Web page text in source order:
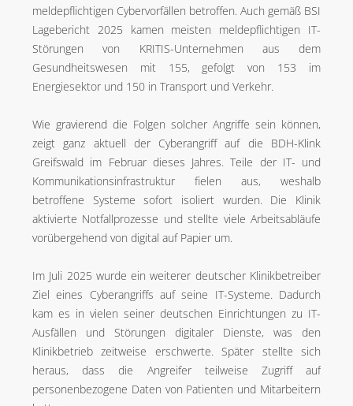
meldepflichtigen Cybervorfällen betroffen. Auch gemäß BSI
Lagebericht 2025 kamen meisten meldepflichtigen IT-
Störungen von KRITIS-Unternehmen aus dem
Gesundheitswesen mit 155, gefolgt von 153 im
Energiesektor und 150 in Transport und Verkehr.
Wie gravierend die Folgen solcher Angriffe sein können,
zeigt ganz aktuell der Cyberangriff auf die BDH-Klink
Greifswald im Februar dieses Jahres. Teile der IT- und
Kommunikationsinfrastruktur fielen aus, weshalb
betroffene Systeme sofort isoliert wurden. Die Klinik
aktivierte Notfallprozesse und stellte viele Arbeitsabläufe
vorübergehend von digital auf Papier um.
Im Juli 2025 wurde ein weiterer deutscher Klinikbetreiber
Ziel eines Cyberangriffs auf seine IT-Systeme. Dadurch
kam es in vielen seiner deutschen Einrichtungen zu IT-
Ausfällen und Störungen digitaler Dienste, was den
Klinikbetrieb zeitweise erschwerte. Später stellte sich
heraus, dass die Angreifer teilweise Zugriff auf
personenbezogene Daten von Patienten und Mitarbeitern